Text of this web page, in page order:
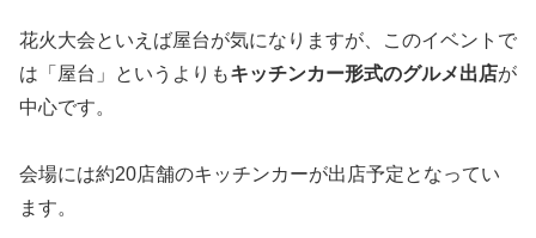
花火大会といえば屋台が気になりますが、このイベントで
は「屋台」というよりもキッチンカー形式のグルメ出店が
中心です。
会場には約20店舗のキッチンカーが出店予定となってい
ます。